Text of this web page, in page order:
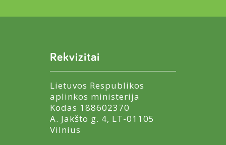
Rekvizitai
Lietuvos Respublikos
aplinkos ministerija
Kodas 188602370
A. Jakšto g. 4, LT-01105
Vilnius